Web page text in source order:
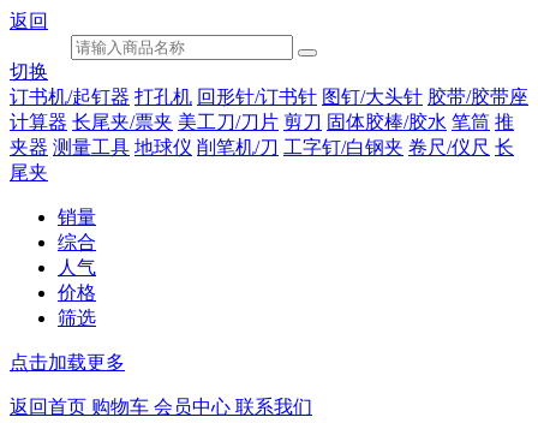
返回
切换
订书机/起钉器 打孔机 回形针/订书针 图钉/大头针 胶带/胶带座
计算器 长尾夹/票夹 美工刀/刀片 剪刀 固体胶棒/胶水 笔筒 推
夹器 测量工具 地球仪 削笔机/刀 工字钉/白钢夹 卷尺/仪尺 长
尾夹
销量
综合
人气
价格
筛选
点击加载更多
返回首页 购物车 会员中心 联系我们